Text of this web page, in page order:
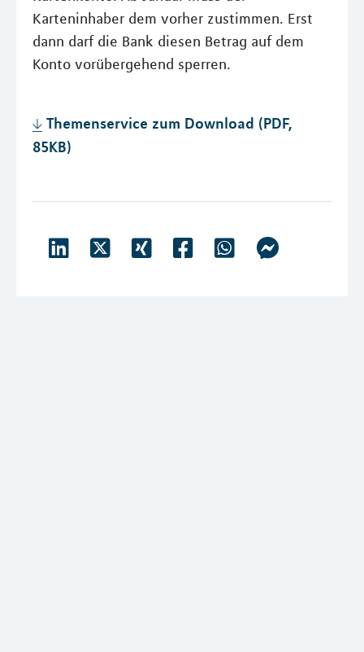
Karteninhaber dem vorher zustimmen. Erst
dann darf die Bank diesen Betrag auf dem
Konto vorübergehend sperren.
Themenservice zum Download (PDF,
85KB)